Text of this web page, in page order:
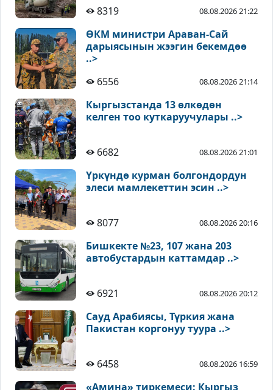
8319 08.08.2026 21:22
ӨКМ министри Араван-Сай
дарыясынын жээгин бекемдөө
..>
6556
08.08.2026 21:14
Кыргызстанда 13 өлкөдөн
келген тоо куткаруучулары ..>
6682 08.08.2026 21:01
Үркүндө курман болгондордун
элеси мамлекеттин эсин ..>
8077 08.08.2026 20:16
Бишкекте №23, 107 жана 203
автобустардын каттамдар ..>
6921 08.08.2026 20:12
Сауд Арабиясы, Түркия жана
Пакистан коргонуу туура ..>
6458 08.08.2026 16:59
«Амина» тиркемеси: Кыргыз